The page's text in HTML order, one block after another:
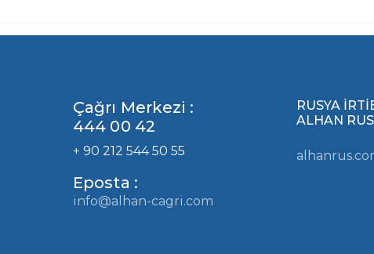
Çağrı Merkezi :
444 00 42
+ 90 212 544 50 55
Eposta :
info@alhan-cagri.com
RUSYA
ALHAN RUS